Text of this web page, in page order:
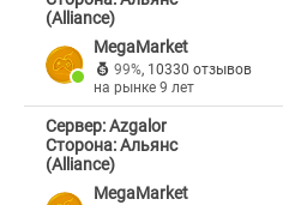
(Alliance)
MegaMarket
99%, 10330 отзывов
на рынке 9 лет
Сервер: Azgalor
Сторона: Альянс
(Alliance)
MegaMarket